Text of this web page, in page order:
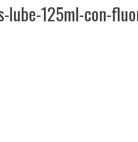
lube-125ml-con-